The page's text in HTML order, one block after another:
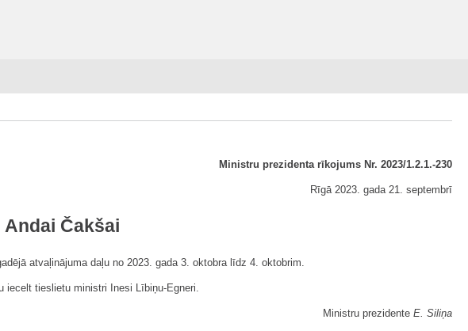
Ministru prezidenta rīkojums Nr. 2023/1.2.1.-230
Rīgā 2023. gada 21. septembrī
Čakšai
atvaļinājuma daļu no 2023. gada 3. oktobra līdz 4. oktobrim.
tieslietu ministri Inesi Lībiņu-Egneri.
Ministru prezidente E. Siliņa